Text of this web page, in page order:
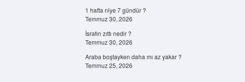
1 hafta niye 7 gündür ?
Temmuz 30, 2026
İsrafın zıttı nedir ?
Temmuz 30, 2026
Araba boştayken daha mı az yakar ?
Temmuz 25, 2026